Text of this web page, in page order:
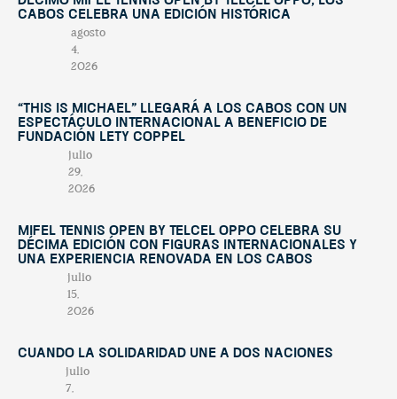
Cabos celebra una edición histórica
agosto
4,
2026
“This Is Michael” llegará a Los Cabos con un
espectáculo internacional a beneficio de
Fundación Lety Coppel
julio
29,
2026
Mifel Tennis Open by Telcel Oppo celebra su
décima edición con figuras internacionales y
una experiencia renovada en Los Cabos
julio
15,
2026
Cuando la solidaridad une a dos naciones
julio
7,